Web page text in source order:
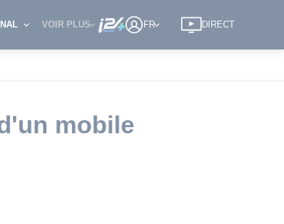
VOIR PLUS FR DIRECT
mobile